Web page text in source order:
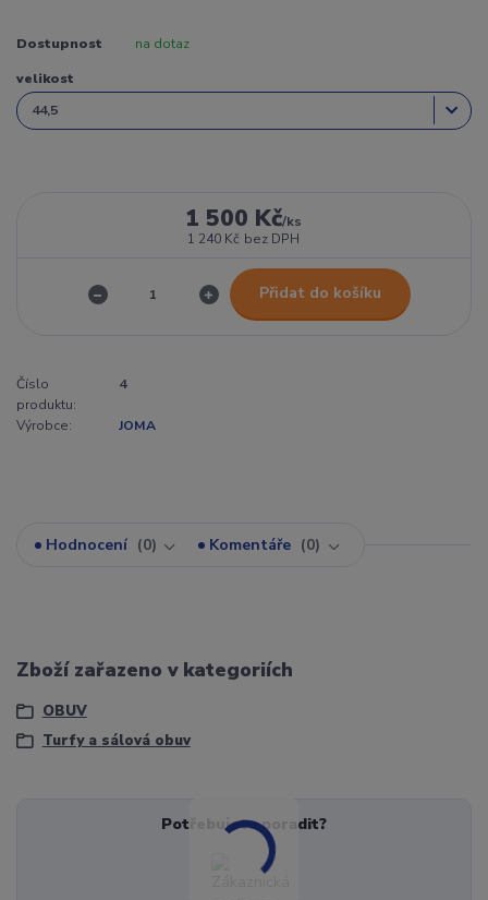
Dostupnost na dotaz
velikost
1 500 Kč/ks
1 240 Kč bez DPH
Přidat do košíku
Číslo
produktu:
4
Výrobce: JOMA
Hodnocení 0 Komentáře 0
Zboží zařazeno v kategoriích
OBUV
Turfy a sálová obuv
Potřebujete poradit?